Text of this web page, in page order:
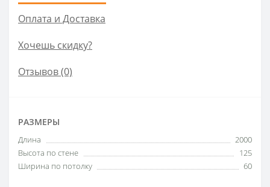
Оплата и Доставка
Хочешь скидку?
Отзывов (0)
РАЗМЕРЫ
Длина
2000
Высота по стене
125
Ширина по потолку
60